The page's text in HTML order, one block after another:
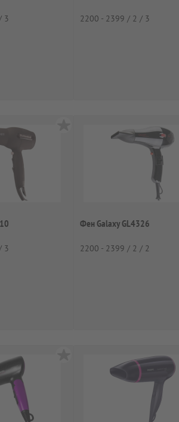
3 2200 - 2399 / 2 / 3
3
Фен Galaxy GL4326
2200 - 2399 / 2 / 2